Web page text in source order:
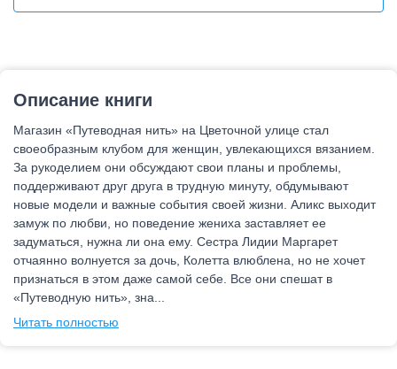
Описание книги
Магазин «Путеводная нить» на Цветочной улице стал
своеобразным клубом для женщин, увлекающихся вязанием.
За рукоделием они обсуждают свои планы и проблемы,
поддерживают друг друга в трудную минуту, обдумывают
новые модели и важные события своей жизни. Аликс выходит
замуж по любви, но поведение жениха заставляет ее
задуматься, нужна ли она ему. Сестра Лидии Маргарет
отчаянно волнуется за дочь, Колетта влюблена, но не хочет
признаться в этом даже самой себе. Все они спешат в
«Путеводную нить», зна...
Читать полностью